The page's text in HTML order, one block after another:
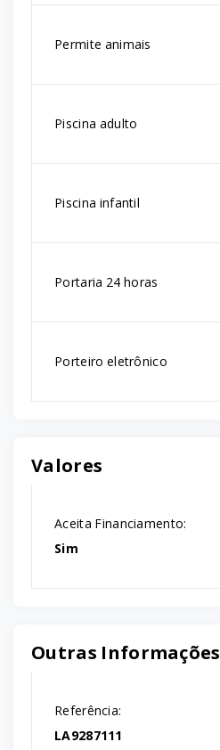
Permite animais
Piscina adulto
Piscina infantil
Portaria 24 horas
Porteiro eletrônico
Valores
Aceita Financiamento:
Sim
Outras Informações
Referência:
LA9287111